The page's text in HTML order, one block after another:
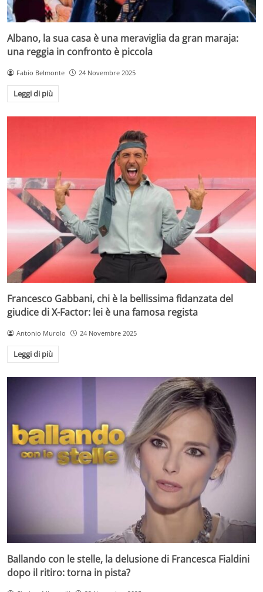
Albano, la sua casa è una meraviglia da gran maraja:
una reggia in confronto è piccola
Fabio Belmonte 24 Novembre 2025
Leggi di più
Francesco Gabbani, chi è la bellissima fidanzata del
giudice di X-Factor: lei è una famosa regista
Antonio Murolo 24 Novembre 2025
Leggi di più
Ballando con le stelle, la delusione di Francesca Fialdini
dopo il ritiro: torna in pista?